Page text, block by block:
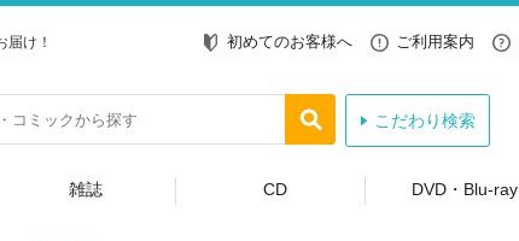
け！ 初めてのお客様へ ご利用案内
こだわり検索
雑誌 CD DVD・Blu-ray